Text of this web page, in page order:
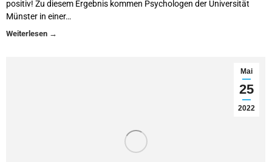
positiv! Zu diesem Ergebnis kommen Psychologen der Universität
Münster in einer…
Mai
25
2022